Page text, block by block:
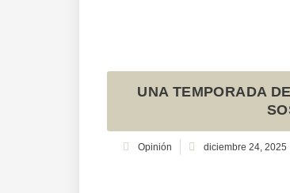
UNA TEMPORADA
Opinión diciembre 24, 2025